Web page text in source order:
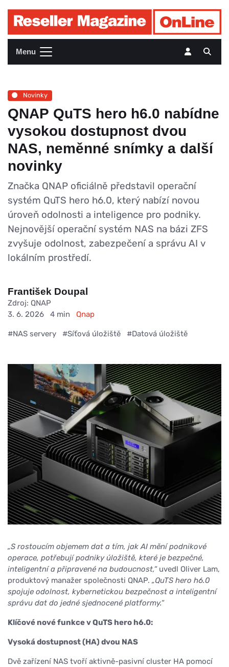
Menu
Novinky
QNAP QuTS hero h6.0 nabídne
vysokou dostupnost dvou
NAS, neměnné snímky a další
novinky
Značka QNAP oficiálně představil operační
systém QuTS hero h6.0, který nabízí novou
úroveň odolnosti a inteligence pro podniky.
Nejnovější operační systém NAS na bázi ZFS
zvyšuje odolnost, zabezpečení a správu AI v
lokálním prostředí.
František Doupal
Zdroj: QNAP
3. 6. 2026
4 min Qnap
#NAS servery #Síťová úložiště #Datová úložiště
„S rostoucím objemem dat a tím, jak AI mění podnikové
operace, potřebují podniky úložiště, které je bezpečné,
inteligentní a připravené na budoucnost,“uvedl Oliver Lam,
produktový manažer společnosti QNAP. „QuTS hero h6.0
spojuje odolnost, kybernetickou bezpečnost a inteligentní
správu dat do jedné sjednocené platformy.“
Klíčové nové funkce v QuTS hero h6.0:
Vysoká dostupnost (HA) dvou NAS
Dvě zařízení NAS tvoří aktivně-pasivní cluster HA pomocí